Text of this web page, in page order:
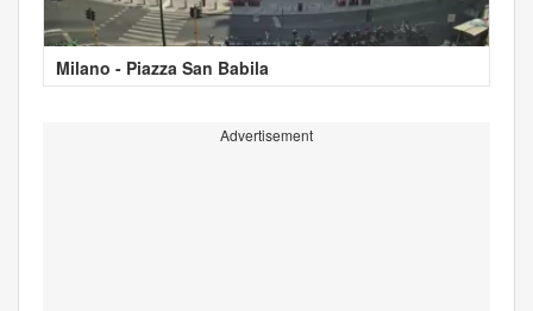
Milano - Piazza San Babila
Advertisement